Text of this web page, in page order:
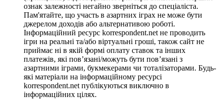
ознак залежності негайно зверніться до спеціаліста.
Пам'ятайте, що участь в азартних іграх не може бути
джерелом доходів або альтернативою роботі.
Інформаційний ресурс korrespondent.net не проводить
ігри на реальні та/або віртуальні гроші, також сайт не
приймає ні в якій формі оплату ставок та інших
платежів, які пов’язані/можуть бути пов’язані з
азартними іграми, букмекерами чи тоталізаторами. Будь-
які матеріали на інформаційному ресурсі
korrespondent.net публікуються виключно в
інформаційних цілях.